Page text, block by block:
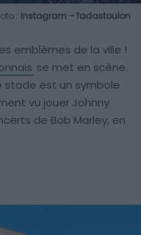
: Instagram – fadastoulon
emblèmes de la ville !
se met en scène.
stade est un symbole
vu jouer Johnny
de Bob Marley, en